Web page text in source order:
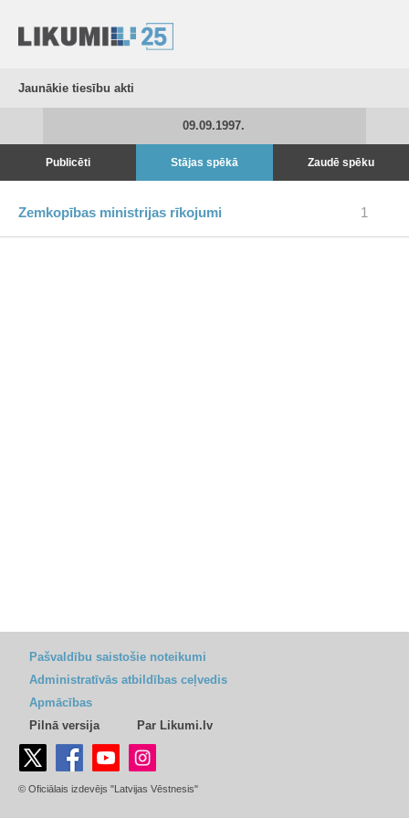
Jaunākie tiesību akti
09.09.1997.
Publicēti Stājas spēkā Zaudē spēku
Zemkopības ministrijas rīkojumi 1
Pašvaldību saistošie noteikumi
Administratīvās atbildības ceļvedis
Apmācības
Pilnā versija
Par Likumi.lv
© Oficiālais izdevējs "Latvijas Vēstnesis"